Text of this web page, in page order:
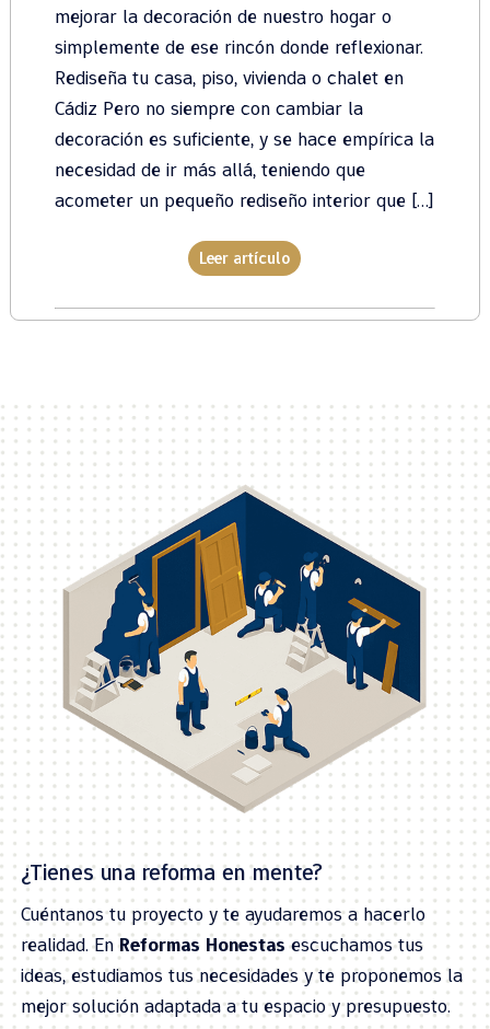
mejorar la decoración de nuestro hogar o
simplemente de ese rincón donde reflexionar.
Rediseña tu casa, piso, vivienda o chalet en
Cádiz Pero no siempre con cambiar la
decoración es suficiente, y se hace empírica la
necesidad de ir más allá, teniendo que
acometer un pequeño rediseño interior que […]
Leer artículo
¿Tienes una reforma en mente?
Cuéntanos tu proyecto y te ayudaremos a hacerlo
realidad. EnReformas Honestasescuchamos tus
ideas, estudiamos tus necesidades y te proponemos la
mejor solución adaptada a tu espacio y presupuesto.